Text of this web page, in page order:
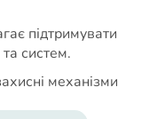
підтримувати
систем.
механізми